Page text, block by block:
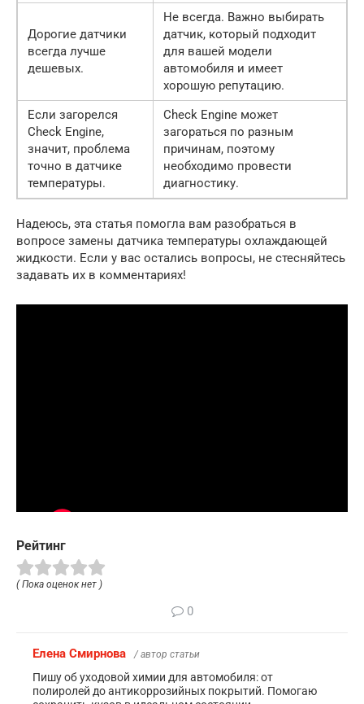
Дорогие датчики
всегда лучше
дешевых.
Не всегда. Важно выбирать
датчик, который подходит
для вашей модели
автомобиля и имеет
хорошую репутацию.
Если загорелся
Check Engine,
значит, проблема
точно в датчике
температуры.
Check Engine может
загораться по разным
причинам, поэтому
необходимо провести
диагностику.
Надеюсь, эта статья помогла вам разобраться в
вопросе замены датчика температуры охлаждающей
жидкости. Если у вас остались вопросы, не стесняйтесь
задавать их в комментариях!
Рейтинг
( Пока оценок нет )
0
Елена Смирнова / автор статьи
Пишу об уходовой химии для автомобиля: от
полиролей до антикоррозийных покрытий. Помогаю